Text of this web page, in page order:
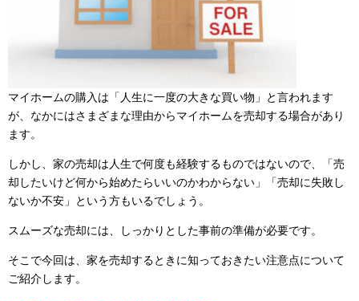
マイホームの購入は「人生に一度の大きな買い物」と言われます
が、なかにはさまざまな理由からマイホームを売却する場合があり
ます。
しかし、家の売却は人生で何度も経験するものではないので、「売
却したいけど何から始めたらいいのかわからない」「売却に失敗し
ないか不安」という方もいるでしょう。
スムーズな売却には、しっかりとした事前の準備が必要です。
そこで今回は、家を売却するときに知っておきたい注意点について
ご紹介します。